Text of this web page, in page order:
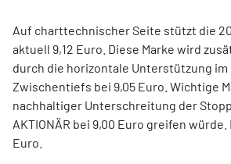
Auf charttechnischer Seite stützt die
aktuell 9,12 Euro. Diese Marke wird
durch die horizontale Unterstützung im
Zwischentiefs bei 9,05 Euro. Wichtige
nachhaltiger Unterschreitung der
AKTIONÄR bei 9,00 Euro greifen
Euro.